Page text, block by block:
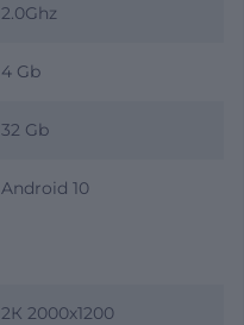
2.0Ghz
4 Gb
32 Gb
Android 10
2К 2000х1200